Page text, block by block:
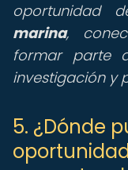
oportunidad
marina,
formar parte
investigación y
5. ¿Dónde